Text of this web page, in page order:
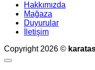
Hakkımızda
Mağaza
Duyurular
İletişim
Copyright 2026 ©